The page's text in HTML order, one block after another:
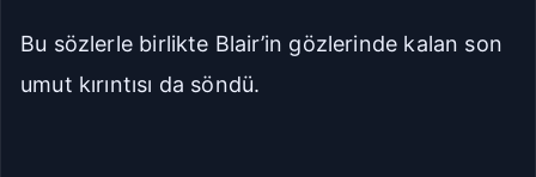
Bu sözlerle birlikte Blair’in gözlerinde kalan son
umut kırıntısı da söndü.